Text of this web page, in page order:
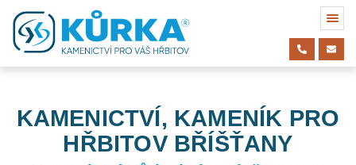
KAMENICTVÍ, KAMENÍK PRO
HŘBITOV BŘÍŠŤANY